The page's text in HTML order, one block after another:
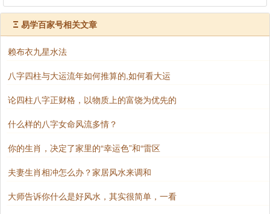
首先九运九入中，运盘只顺飞（每宫下方字 ），运
为地元龙。所以山盘三入中也取地元龙甲阳顺飞。向盘
六入中取戌阴逆飞。这样山盘六星排到丑山，向盘九星
排到未向。
看下图，各星阴阳就明了，一卦管三山，这里星就
是卦。有人说二十四龙管三卦就是指二十四山的飞星，
Ξ 易学百家号相关文章
赖布衣九星水法
八字四柱与大运流年如何推算的,如何看大运
论四柱八字正财格，以物质上的富饶为优先的
什么样的八字女命风流多情？
你的生肖，决定了家里的“幸运色”和“雷区
夫妻生肖相冲怎么办？家居风水来调和
大师告诉你什么是好风水，其实很简单，一看